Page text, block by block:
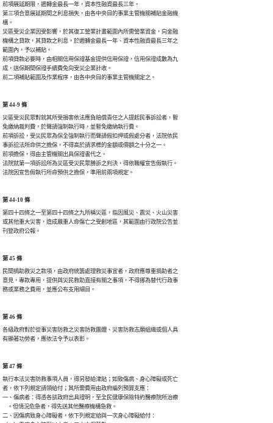
前項展延期限，週轉金最長一年，資本性融資最長三年。
第三項合意展延期間之利息損失，由各中央目的事業主管機關補貼金融機
構。
災區受災企業因受影響，於其復工營業計畫範圍內所需營業資金，向金融
機構之貸款，其貸款之利息，於週轉金最長一年、資本性融資最長三年之
範圍內，予以補貼。
前項貸款必要時，由相關信用保證基金提供信用保證，信用保證成數為九
成，送保期間保證手續費免向受災企業計收。
前二項補貼範圍及作業程序，由各中央目的事業主管機關定之。
第 44-9 條
災區受災民眾對就其所受損害依法應負賠償責任之人提起民事訴訟者，暫
免繳納裁判費，於聲請強制執行時，並暫免繳納執行費。
前項訴訟，受災民眾為保全強制執行而聲請假扣押或假處分者，法院依民
事訴訟法所命供之擔保，不得高於請求標的金額或價額之十分之一。
前項擔保，得由主管機關出具保證書代之。
法院就第一項訴訟所為災區受災民眾勝訴之判決，得依職權宣告假執行。
法院因宣告假執行所命預供之擔保，準用前兩項規定。
第 44-10 條
第四十四條之一至第四十四條之九所稱災區，指因風災、震災、火山災害
或其他重大災害，造成嚴重人命傷亡之受創地區，其範圍由行政院公告並
刊登政府公報。
第 45 條
民間捐助救災之款項，由政府統籌處理救災事宜者，政府應尊重捐助者之
意見，專款專用，提供與災民救助直接有關之事項，不得挪為替代行政事
務或業務之費用，並應公布支用細目。
第 46 條
各級政府對於從事災害防救之災害防救團體、災害防救志願組織或個人具
有顯著功勞者，應依法令予以表彰。
第 47 條
執行本法災害防救事項人員，得另發給津貼；如致傷病、身心障礙或死亡
者，依下列規定請領給付；其所需費用由政府編列預算支應：
一、傷病者：得憑各該政府出具證明，至全民健康保險特約醫療院所治療
    。但情況危急者，得先送其他醫療機構急救。
二、因傷病致身心障礙者，依下列規定給與一次身心障礙給付：